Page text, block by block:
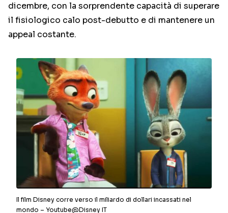
dicembre, con la sorprendente capacità di superare
il fisiologico calo post-debutto e di mantenere un
appeal costante.
Il film Disney corre verso il miliardo di dollari incassati nel
mondo – Youtube@Disney IT